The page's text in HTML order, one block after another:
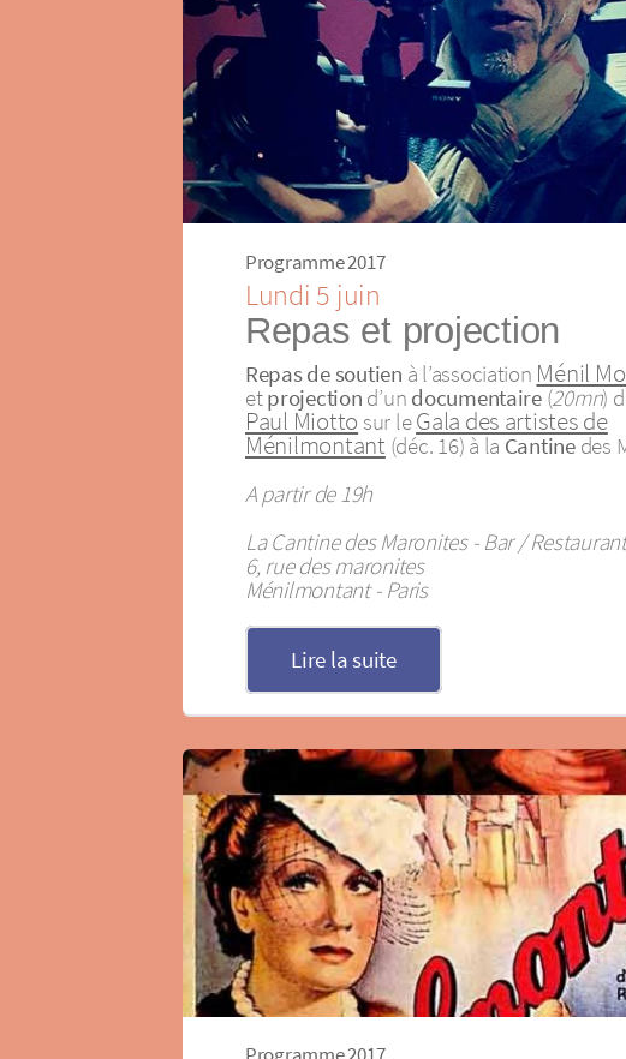
Programme 2017
Lundi 5 juin
Repas et projection
Repas de soutien à l’association Ménil
etprojection d’un documentaire(20mn)
Paul Miotto sur leGala des artistes de
Ménilmontant (déc. 16) à la Cantinedes
A partir de 19h
La Cantine des Maronites - Bar / Restaurant
6, rue des maronites
Ménilmontant - Paris
Lire la suite